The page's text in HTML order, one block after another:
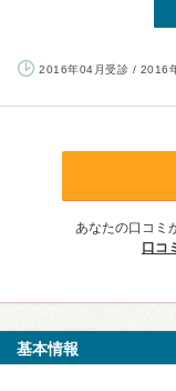
2016年04月受診 / 2016
あなたの口コミ
口コ
基本情報